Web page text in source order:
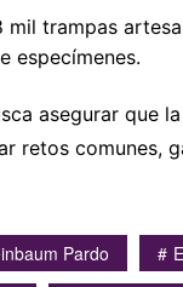
mil trampas
especímenes.
asegurar que
retos comunes,
Pardo